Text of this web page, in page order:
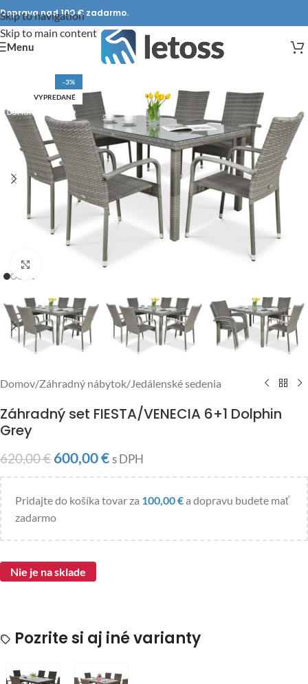
Skip to navigation
Skip to main content
Doprava nad 100 € zadarmo.
Menu
-3%
VYPREDANÉ
DOPRAVA ZADARMO
Click to enlarge
Domov/Záhradný nábytok/Jedálenské sedenia
Záhradný set FIESTA/VENECIA 6+1 Dolphin
Grey
620,00€ 600,00€ s DPH
Pridajte do košíka tovar za 100,00€a dopravu budete mať
zadarmo
Nie je na sklade
Pozrite si aj iné varianty